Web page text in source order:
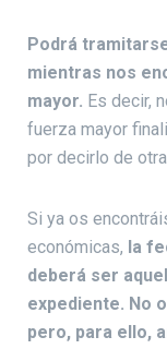
Podrá
mientras nos
mayor. Es decir,
fuerza mayor
por decirlo de
Si ya os
económicas, la
deberá ser
expediente. No
pero, para ello,